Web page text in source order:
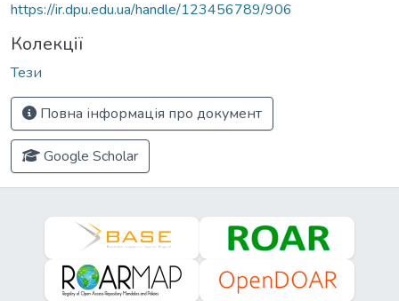
https://ir.dpu.edu.ua/handle/123456789/906
Колекції
Тези
Повна інформація про документ
Google Scholar